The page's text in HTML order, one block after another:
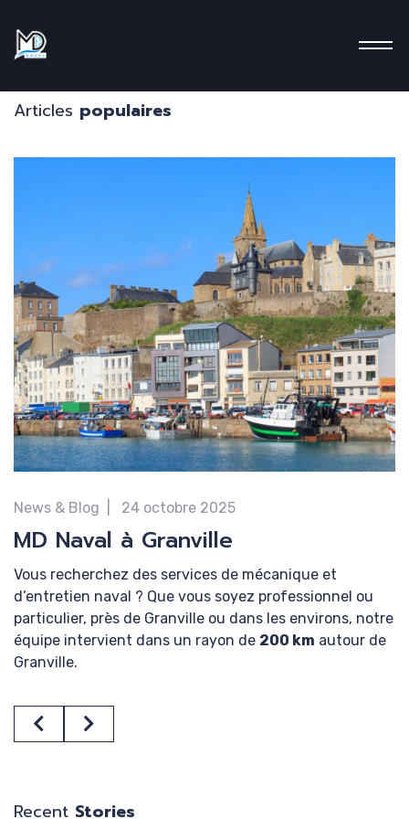
Articles populaires
News & Blog 24 octobre 2025
MD Naval à Granville
Vous recherchez des services de mécanique et
d’entretien naval ? Que vous soyez professionnel ou
particulier, près de Granville ou dans les environs, notre
équipe intervient dans un rayon de 200 km autour de
Granville.
C’est en juin 2024 que MD Naval a franchi une nouvelle
mécanique marine
Previous
Recent Stories